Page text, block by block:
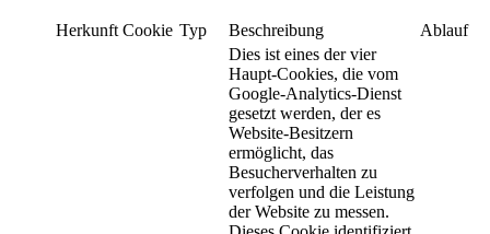
Herkunft Cookie Typ Beschreibung Ablauf
Dies ist eines der vier
Haupt-Cookies, die vom
Google-Analytics-Dienst
gesetzt werden, der es
Website-Besitzern
ermöglicht, das
Besucherverhalten zu
verfolgen und die Leistung
der Website zu messen.